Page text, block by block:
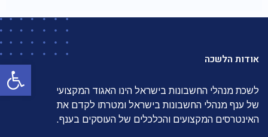
פתח אודות הלשכה
לשכת מנהלי החשבונות בישראל הינו האגוד המקצועי
של ענף מנהלי החשבונות בישראל ומטרתו לקדם את
האינטרסים המקצועים והכלכלים של העוסקים בענף.